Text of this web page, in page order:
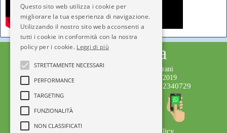
Privacy Policy
Editore: APS Città dell'Infanzia C.F.92072340729
Città dell'Infanzia
Testata giornalistica iscritta al Tribunale di Trani
Numero Registro Stampa 221/2019 del 1/02/2019
Direttore Responsabile: Serena Gisotti
Questo sito web utilizza i cookie per
migliorare la tua esperienza di navigazione.
Utilizzando il nostro sito web acconsenti a
tutti i cookie in conformità con la nostra
policy per i cookie. Leggi di più
STRETTAMENTE NECESSARI
PERFORMANCE
TARGETING
FUNZIONALITÀ
NON CLASSIFICATI